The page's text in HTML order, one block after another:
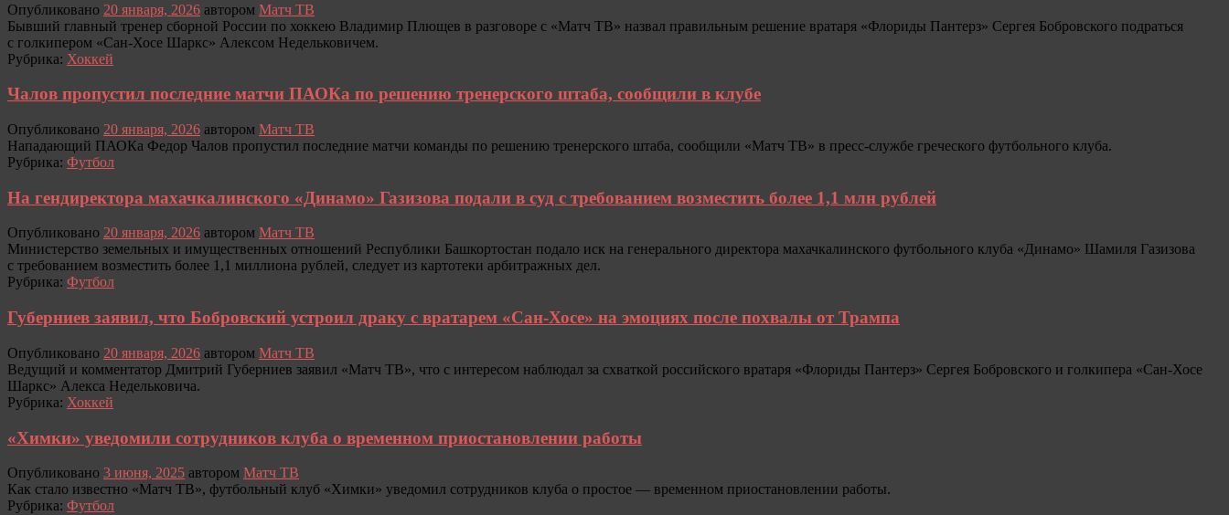
Опубликовано 20 января, 2026 автором Матч ТВ
Бывший главный тренер сборной России по хоккею Владимир Плющев в разговоре с «Матч ТВ» назвал правильным решение вратаря «Флориды Пантерз» Сергея Бобровского подраться
с голкипером «Сан‑Хосе Шаркс» Алексом Недельковичем.
Рубрика: Хоккей
Чалов пропустил последние матчи ПАОКа по решению тренерского штаба, сообщили в клубе
Опубликовано 20 января, 2026 автором Матч ТВ
Нападающий ПАОКа Федор Чалов пропустил последние матчи команды по решению тренерского штаба, сообщили «Матч ТВ» в пресс‑службе греческого футбольного клуба.
Рубрика: Футбол
На гендиректора махачкалинского «Динамо» Газизова подали в суд с требованием возместить более 1,1 млн рублей
Опубликовано 20 января, 2026 автором Матч ТВ
Министерство земельных и имущественных отношений Республики Башкортостан подало иск на генерального директора махачкалинского футбольного клуба «Динамо» Шамиля Газизова
с требованием возместить более 1,1 миллиона рублей, следует из картотеки арбитражных дел.
Рубрика: Футбол
Губерниев заявил, что Бобровский устроил драку с вратарем «Сан‑Хосе» на эмоциях после похвалы от Трампа
Опубликовано 20 января, 2026 автором Матч ТВ
Ведущий и комментатор Дмитрий Губерниев заявил «Матч ТВ», что с интересом наблюдал за схваткой российского вратаря «Флориды Пантерз» Сергея Бобровского и голкипера «Сан‑Хосе
Шаркс» Алекса Недельковича.
Рубрика: Хоккей
«Химки» уведомили сотрудников клуба о временном приостановлении работы
Опубликовано 3 июня, 2025 автором Матч ТВ
Как стало известно «Матч ТВ», футбольный клуб «Химки» уведомил сотрудников клуба о простое — временном приостановлении работы.
Рубрика: Футбол